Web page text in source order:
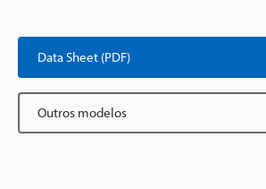
Data Sheet (PDF)
Outros modelos